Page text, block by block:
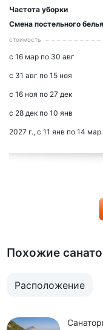
Частота уборки
Смена постельного белья
стоимость
с 16 мар по 30 авг
с 31 авг по 15 ноя
с 16 ноя по 27 дек
с 28 дек по 10 янв
2027 г., с 11 янв по 14 мар
Похожие
Расположение